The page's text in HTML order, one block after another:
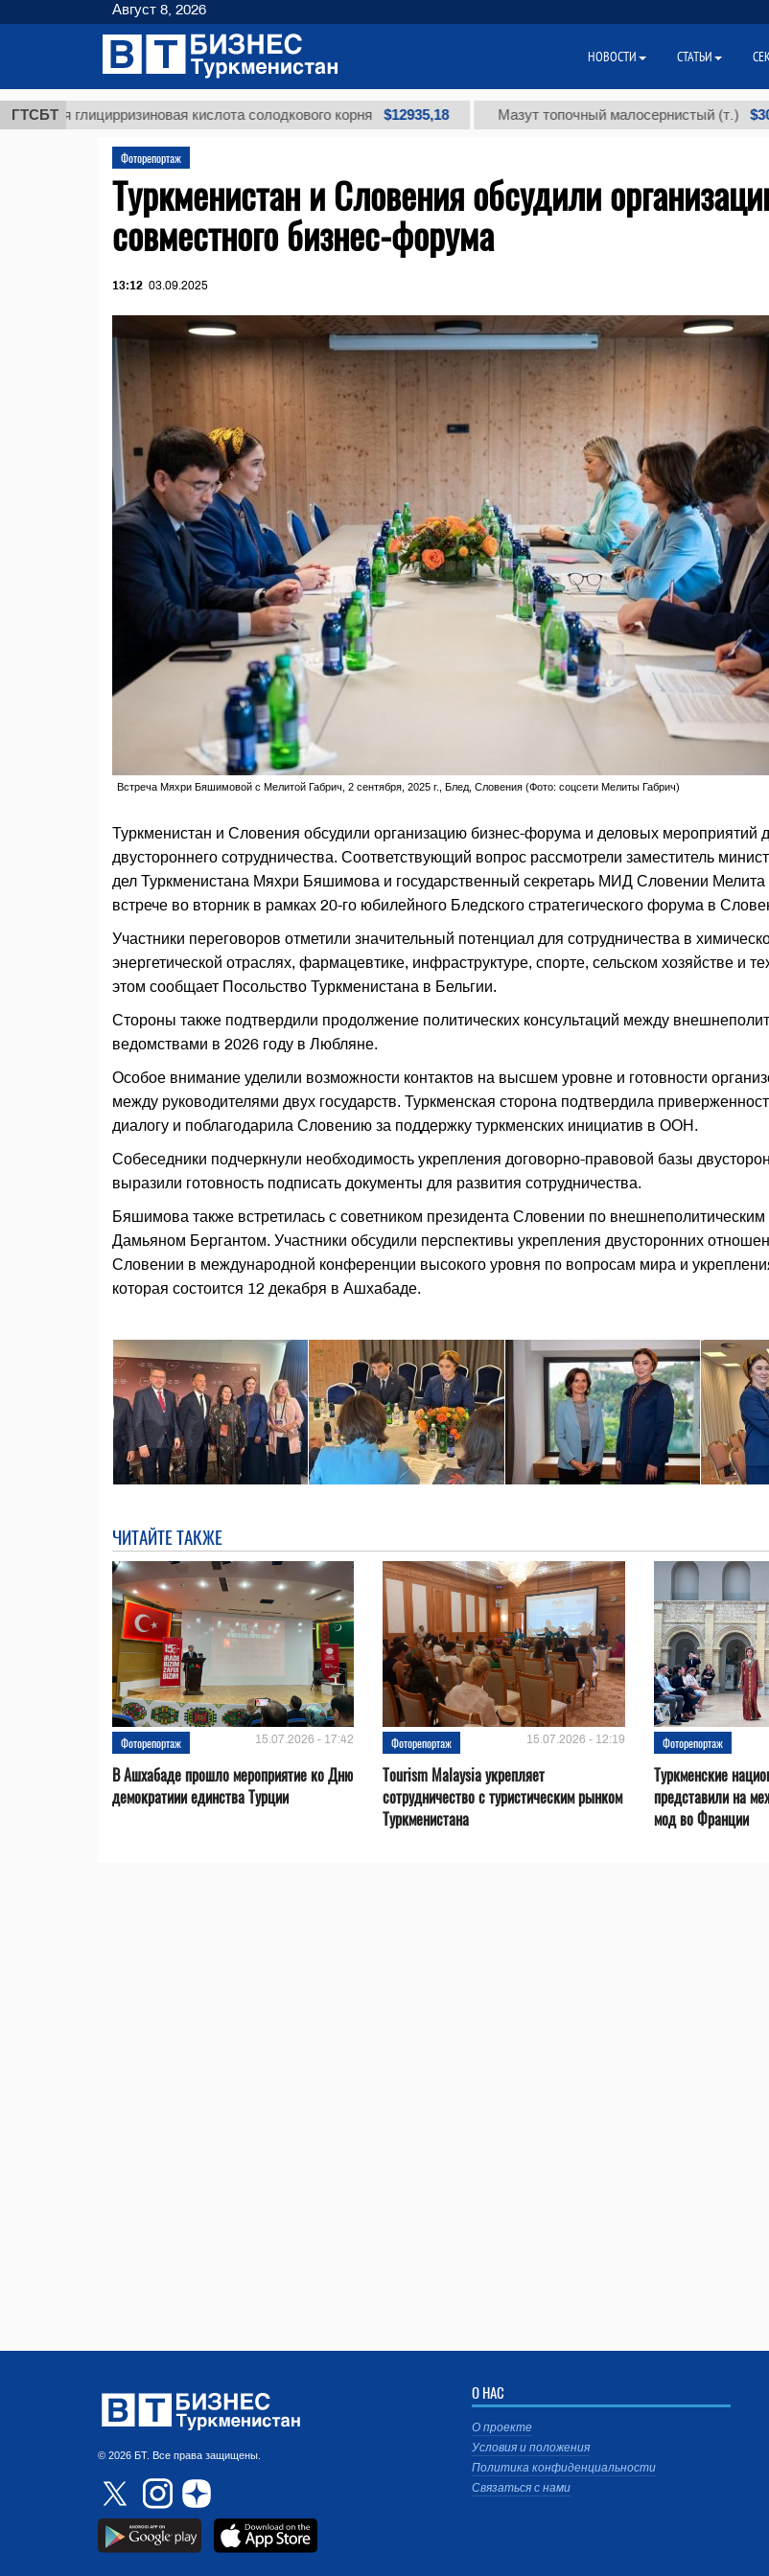
ГТСБТ
глицирризиновая кислота солодкового корня $12935,18 Мазут топочный малосернистый (т.) $300
Фоторепортаж
Туркменистан и Словения обсудили
совместного бизнес-форума
13:12 03.09.2025
Встреча Мяхри Бяшимовой с Мелитой Габрич, 2 сентября, 2025 г., Блед, Словения (Фото: соцсети Мелиты Габрич)
Туркменистан и Словения обсудили организацию бизнес-форума и деловых мероприятий
двустороннего сотрудничества. Соответствующий вопрос рассмотрели заместитель
дел Туркменистана Мяхри Бяшимова и государственный секретарь МИД Словении Мелита
встрече во вторник в рамках 20-го юбилейного Бледского стратегического форума в
Участники переговоров отметили значительный потенциал для сотрудничества в
энергетической отраслях, фармацевтике, инфраструктуре, спорте, сельском хозяйстве и
этом сообщает Посольство Туркменистана в Бельгии.
Стороны также подтвердили продолжение политических консультаций между
ведомствами в 2026 году в Любляне.
Особое внимание уделили возможности контактов на высшем уровне и готовности
между руководителями двух государств. Туркменская сторона подтвердила
диалогу и поблагодарила Словению за поддержку туркменских инициатив в ООН.
Собеседники подчеркнули необходимость укрепления договорно-правовой базы
выразили готовность подписать документы для развития сотрудничества.
Бяшимова также встретилась с советником президента Словении по
Дамьяном Бергантом. Участники обсудили перспективы укрепления двусторонних
Словении в международной конференции высокого уровня по вопросам мира и
которая состоится 12 декабря в Ашхабаде.
ЧИТАЙТЕ ТАКЖЕ
Фоторепортаж 15.07.2026 - 17:42
В Ашхабаде прошло мероприятие ко Дню
демократиии единства Турции
Фоторепортаж 15.07.2026 - 12:19
Tourism Malaysia укрепляет
сотрудничество с туристическим рынком
Туркменистана
Фоторепортаж
Туркменские
представили на
мод во Франции
© 2026 БТ. Все права защищены.
О НАС
О проекте
Условия и положения
Политика конфиденциальности
Связаться с нами
Август 8, 2026
НОВОСТИ СТАТЬИ